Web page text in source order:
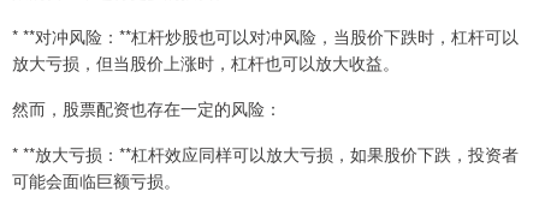
* **对冲风险：**杠杆炒股也可以对冲风险，当股价下跌时，杠杆可以
放大亏损，但当股价上涨时，杠杆也可以放大收益。
然而，股票配资也存在一定的风险：
* **放大亏损：**杠杆效应同样可以放大亏损，如果股价下跌，投资者
可能会面临巨额亏损。